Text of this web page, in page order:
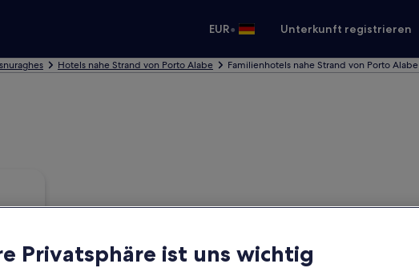
EUR• Unterkunft registrieren
Hotels nahe Strand von Porto Alabe Familienhotels nahe Strand von Porto Alabe
Privatsphäre ist uns wichtig